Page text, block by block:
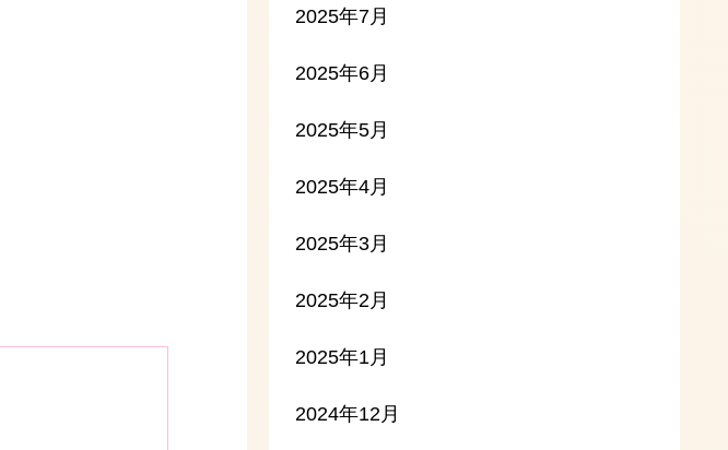
2025年7月
2025年6月
2025年5月
2025年4月
2025年3月
2025年2月
2025年1月
2024年12月